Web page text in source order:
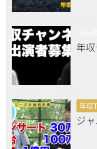
年
年収
ジ